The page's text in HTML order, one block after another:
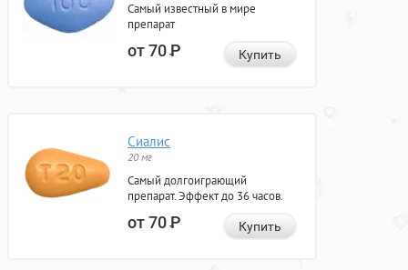
Самый известный в мире
препарат
от 70Р Купить
Сиалис
20 мг
Самый долгоиграющий
препарат. Эффект до 36 часов.
от 70Р Купить